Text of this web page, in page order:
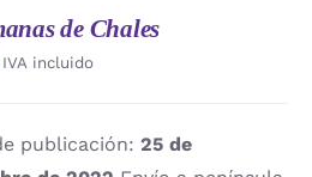
de Chales
IVA incluido
publicación:25 de